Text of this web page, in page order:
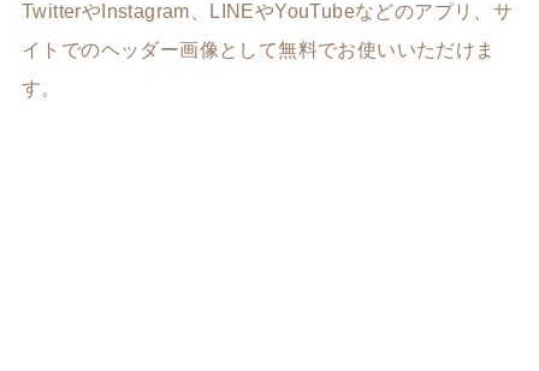
TwitterやInstagram、LINEやYouTubeなどのアプリ、サ
イトでのヘッダー画像として無料でお使いいただけま
す。